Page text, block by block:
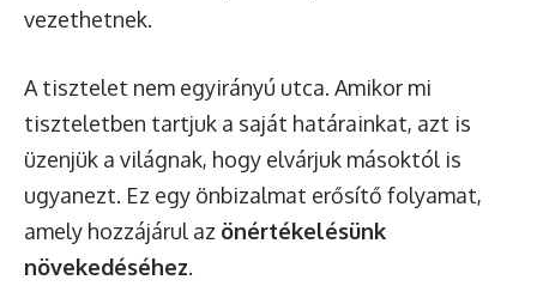
vezethetnek.
A tisztelet nem egyirányú utca. Amikor mi
tiszteletben tartjuk a saját határainkat, azt is
üzenjük a világnak, hogy elvárjuk másoktól is
ugyanezt. Ez egy önbizalmat erősítő folyamat,
amely hozzájárul az önértékelésünk
növekedéséhez.